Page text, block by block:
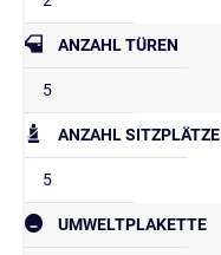
ANZAHL TÜREN
5
ANZAHL SITZPLÄTZE
5
UMWELTPLAKETTE